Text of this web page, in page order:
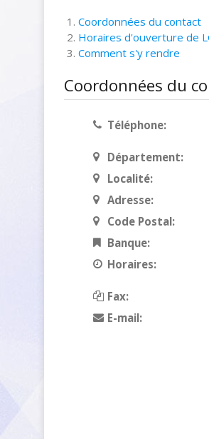
Coordonnées du contact
Horaires d'ouverture de
Comment s'y rendre
Coordonnées du
Téléphone:
Département:
Localité:
Adresse:
Code Postal:
Banque:
Horaires:
Fax:
E-mail: